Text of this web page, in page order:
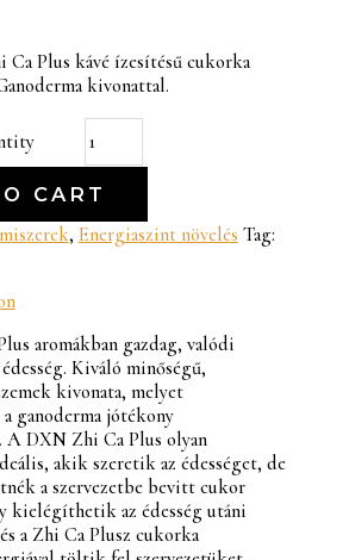
Plus kávé ízesítésű cukorka
kivonattal.
CART
, Energiaszint növelés Tag:
aromákban gazdag, valódi
Kiváló minőségű,
kivonata, melyet
ganoderma jótékony
A DXN Zhi Ca Plus olyan
akik szeretik az édességet, de
a szervezetbe bevitt cukor
kielégíthetik az édesség utáni
a Zhi Ca Plusz cukorka